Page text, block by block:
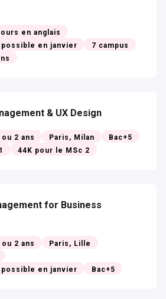
en anglais
en janvier
7 campus
& UX Design
ou 2 ans Paris, Milan
Bac+5
44K pour le MSc 2
for Business
ou 2 ans
Paris, Lille
en janvier
Bac+5